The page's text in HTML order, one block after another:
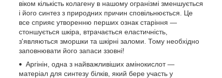
віком кількість колагену в нашому огранізмі зменшується
і його синтез з природних причин сповільнюється. Це
все сприяє утворенню перших ознак старіння —
стоншується шкіра, втрачається еластичність,
з'являються зморшки та шкірні заломи. Тому необхідно
заповнювати його запаси ззовні!
Аргінін, одна з найважливіших амінокислот —
матеріал для синтезу білків, який бере участь у